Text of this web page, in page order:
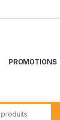
PROMOTIONS